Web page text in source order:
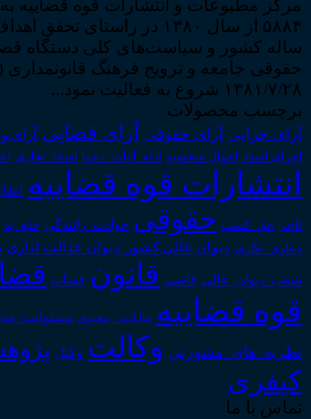
مرکز مطبوعات و انتشارات قوه قضاییه
۵۸۸۴ از سال ۱۳۸۰ در راستای
ساله کشور و سیاست‌های کلی دستگاه
۱۳۸۱/۷/۲۸ شروع به فعالیت نمود...
برچسب محصولات
آرای جزایی آرای حقوقی آرای قضایی آرای
اجرای اسناد احوال شخصیه ادله_اثبات_دعوا اسناد_تجاری
انتشارات قوه قضاییه
تاجر حق_کسب حقوقی حوادث_رانندگی خلع_ید
دعاوی_طاری دیوان عالی کشور دیوان عدالت اداری
شعب_دیوان_عالی قاضی قانون قضات
قوه قضاییه مالکیت_معنوی
نظریه_های_مشورتی وکالت وکیل
کیفری
تماس با ما